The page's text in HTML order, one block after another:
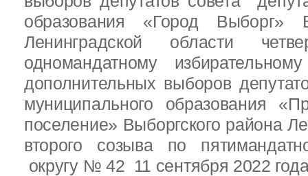
образования «Город Выборг»
Ленинградской области
одномандатному
дополнительных выборов
муниципального образования
поселение» Выборгского района
второго созыва по
округу № 42 11 сентября 2022